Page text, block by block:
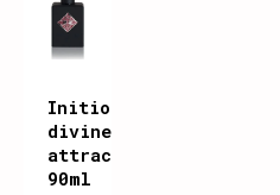
Initio
divine
attraction
90ml